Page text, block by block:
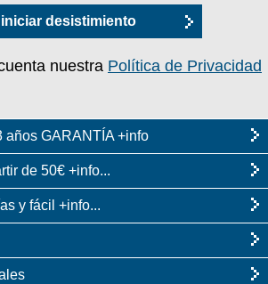
iniciar desistimiento
nuestra Política de Privacidad
años GARANTÍA +info
de 50€ +info...
y fácil +info...